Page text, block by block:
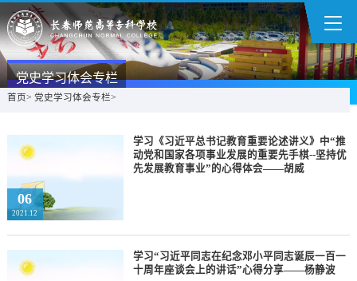
首页> 党史学习体会专栏>
党史学习体会专栏
06
2021.12
学习《习近平总书记教育重要论述讲义》中“推
动党和国家各项事业发展的重要先手棋--坚持优
先发展教育事业”的心得体会——胡威
学习“习近平同志在纪念邓小平同志诞辰一百一
十周年座谈会上的讲话”心得分享——杨静波